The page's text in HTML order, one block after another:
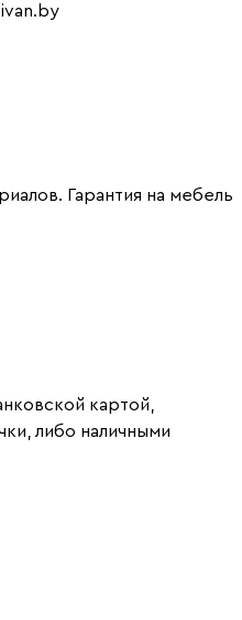
Гарантия на мебель
картой,
либо наличными